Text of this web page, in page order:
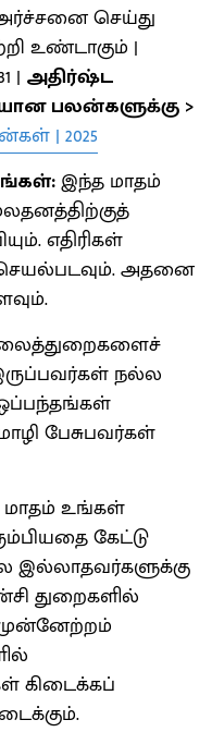
செய்து
உண்டாகும் |
| அதிர்ஷ்ட
பலன்களுக்கு >
| 2025
இந்த மாதம்
எதிரிகள்
அதனை
நல்ல
பேசுபவர்கள்
உங்கள்
கேட்டு
துறைகளில்
கிடைக்கப்